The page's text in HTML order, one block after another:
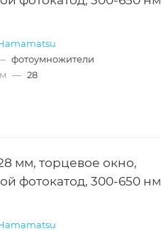
фотоумножители
— 28
мм, торцевое окно,
фотокатод, 300-650 нм